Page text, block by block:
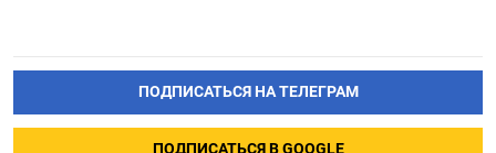
ПОДПИСАТЬСЯ НА ТЕЛЕГРАМ
ПОДПИСАТЬСЯ В GOOGLE